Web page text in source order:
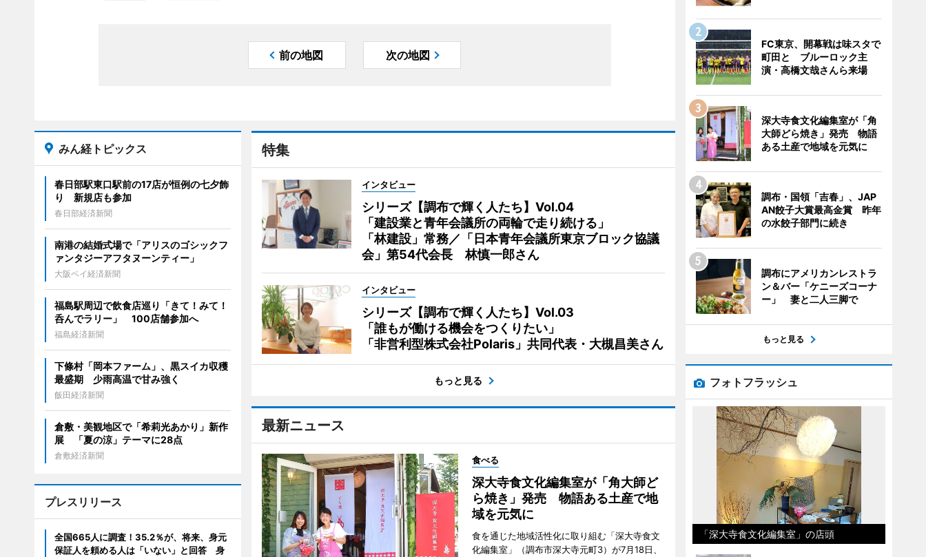
前の地図 次の地図
特集
インタビュー
シリーズ【調布で輝く人たち】Vol.04
「建設業と青年会議所の両輪で走り続ける」
「林建設」常務／「日本青年会議所東京ブロック協議
会」第54代会長 林慎一郎さん
インタビュー
シリーズ【調布で輝く人たち】Vol.03
「誰もが働ける機会をつくりたい」
「非営利型株式会社Polaris」共同代表・大槻昌美さん
もっと見る
最新ニュース
食べる
深大寺食文化編集室が「角大師ど
ら焼き」発売 物語ある土産で地
域を元気に
食を通じた地域活性化に取り組む「深大寺食文
化編集室」（調布市深大寺元町3）が7月18日、
みん経トピックス
春日部駅東口駅前の17店が恒例の七夕飾
り 新規店も参加
春日部経済新聞
南港の結婚式場で「アリスのゴシックフ
ァンタジーアフタヌーンティー」
大阪ベイ経済新聞
福島駅周辺で飲食店巡り「きて！みて！
呑んでラリー」 100店舗参加へ
福島経済新聞
下條村「岡本ファーム」、黒スイカ収穫
最盛期 少雨高温で甘み強く
飯田経済新聞
倉敷・美観地区で「希莉光あかり」新作
展 「夏の涼」テーマに28点
倉敷経済新聞
プレスリリース
全国665人に調査！35.2％が、将来、身元
保証人を頼める人は「いない」と回答 身
FC東京、開幕戦は味スタで
町田と ブルーロック主
演・高橋文哉さんら来場
深大寺食文化編集室が「角
大師どら焼き」発売 物語
ある土産で地域を元気に
調布・国領「吉春」、JAP
AN餃子大賞最高金賞 昨年
の水餃子部門に続き
調布にアメリカンレストラ
ン＆バー「ケニーズコーナ
ー」 妻と二人三脚で
もっと見る
フォトフラッシュ
「深大寺食文化編集室」の店頭